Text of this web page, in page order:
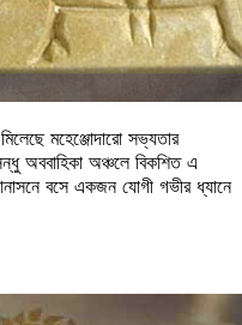
মহেঞ্জোদারো সভ্যতার
অববাহিকা অঞ্চলে বিকশিত এ
বসে একজন যোগী গভীর ধ্যানে